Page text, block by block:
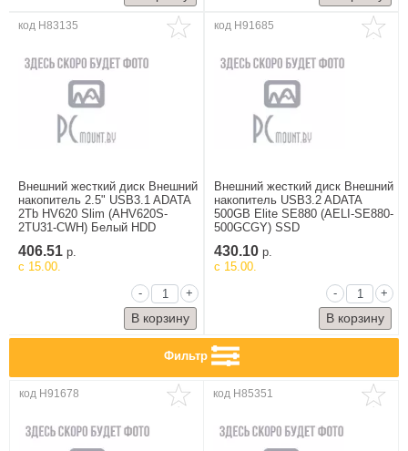
Видеонаблюдение
код H83135
Внешний жесткий диск Внешний
накопитель 2.5" USB3.1 ADATA
2Tb HV620 Slim (AHV620S-
2TU31-CWH) Белый HDD
406.51 р.
c 15.00.
-
+
код H91685
Внешний жесткий диск Внешний
накопитель USB3.2 ADATA
500GB Elite SE880 (AELI-SE880-
500GCGY) SSD
430.10 р.
c 15.00.
-
+
Фильтр
код H91678 код H85351